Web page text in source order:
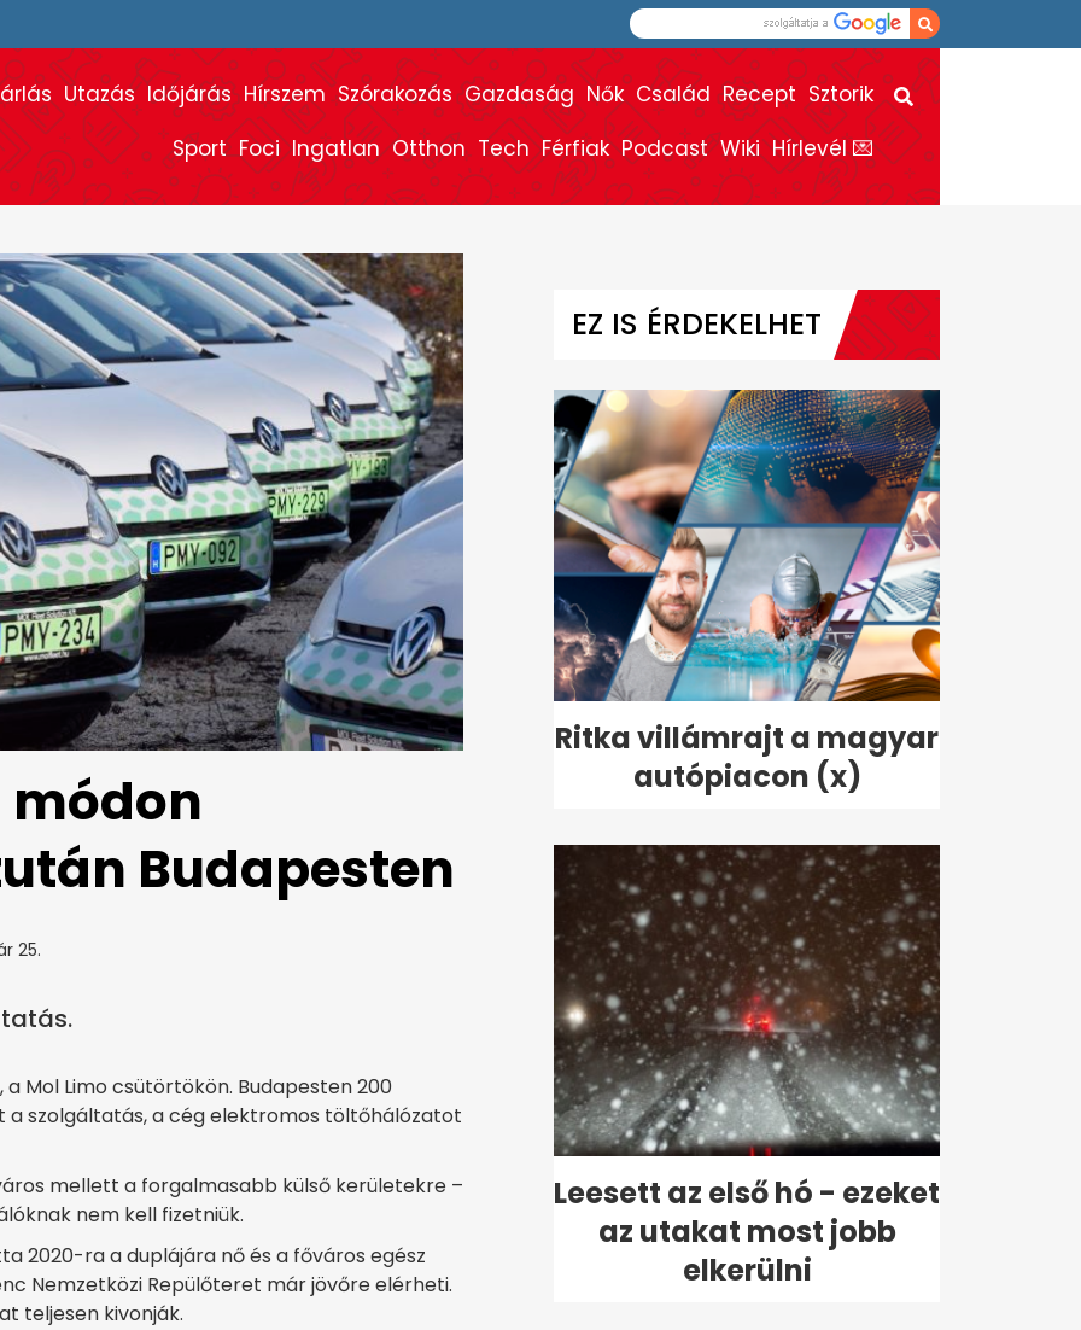
Utazás Időjárás Hírszem Szórakozás Gazdaság Nők Család Recept Sztorik
Sport Foci Ingatlan Otthon Tech Férfiak Podcast Wiki Hírlevél 💌
módon
Budapesten
25.
Mol Limo csütörtökön. Budapesten 200
a szolgáltatás, a cég elektromos töltőhálózatot
mellett a forgalmasabb külső kerületekre –
nem kell fizetniük.
2020-ra a duplájára nő és a főváros egész
Nemzetközi Repülőteret már jövőre elérheti.
teljesen kivonják.
EZ IS ÉRDEKELHET
Ritka villámrajt a magyar
autópiacon (x)
Leesett az első hó - ezeket
az utakat most jobb
elkerülni